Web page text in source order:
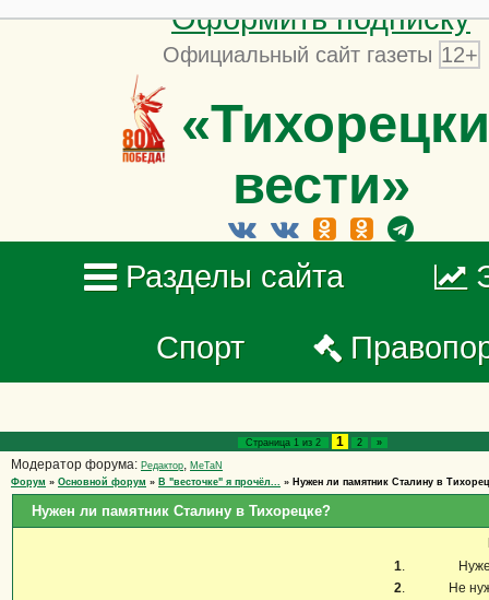
Оформить подписку
Официальный сайт газеты 12+
вести»
Разделы сайта
Спорт
Страница 1 из 2 1 2 »
Модератор форума: Редактор, MeTaN
Форум » Основной форум » В "весточке" я прочёл... » Нужен ли памятник Сталину в
Нужен ли памятник Сталину в Тихорецке?
1.
2.
Не